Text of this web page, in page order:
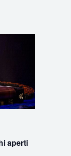
aperti